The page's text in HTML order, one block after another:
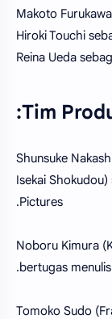
Makoto
Hiroki Touchi
Reina Ueda
Tim
Shunsuke
Isekai
Pictures.
Noboru Kimura
bertugas
Tomoko Sudo